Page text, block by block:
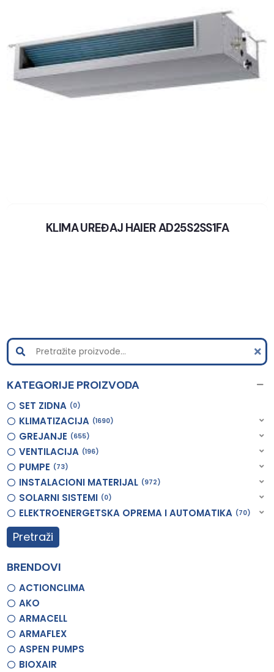
KLIMA UREĐAJ HAIER AD25S2SS1FA
KATEGORIJE PROIZVODA
SET ZIDNA 0
KLIMATIZACIJA 1690
GREJANJE 655
VENTILACIJA 196
PUMPE 73
INSTALACIONI MATERIJAL 972
SOLARNI SISTEMI 0
ELEKTROENERGETSKA OPREMA I AUTOMATIKA 70
Pretraži
BRENDOVI
ACTIONCLIMA
AKO
ARMACELL
ARMAFLEX
ASPEN PUMPS
BIOXAIR